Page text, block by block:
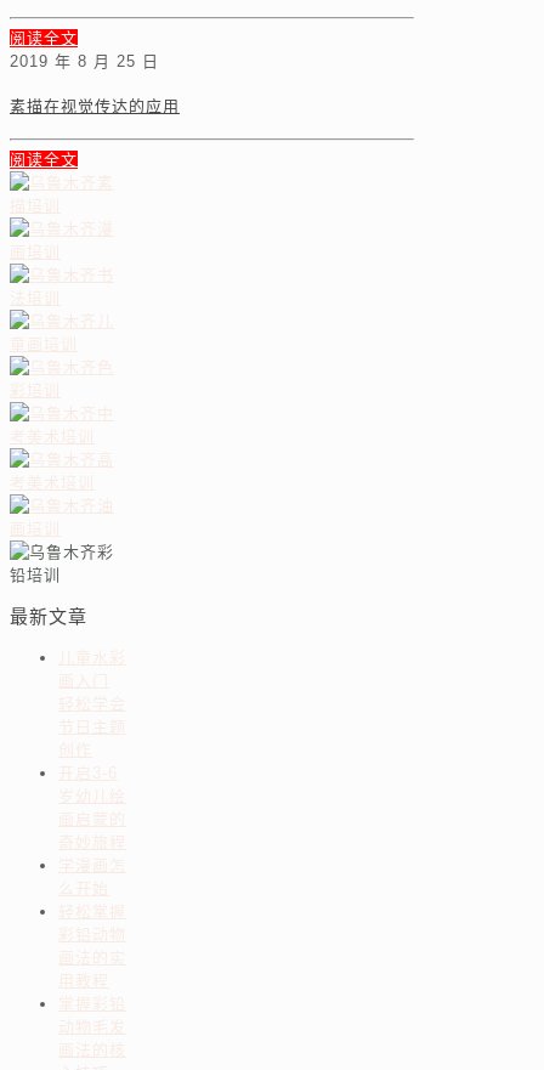
阅读全文
2019 年 8 月 25 日
素描在视觉传达的应用
阅读全文
最新文章
儿童水彩
画入门
轻松学会
节日主题
创作
开启3-6
岁幼儿绘
画启蒙的
奇妙旅程
学漫画怎
么开始
轻松掌握
彩铅动物
画法的实
用教程
掌握彩铅
动物毛发
画法的核